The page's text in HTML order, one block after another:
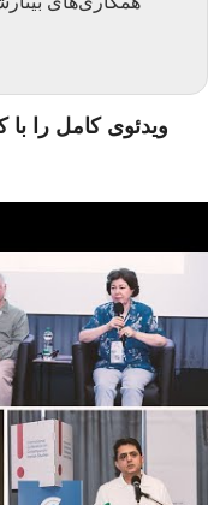
ویدئوی کامل را